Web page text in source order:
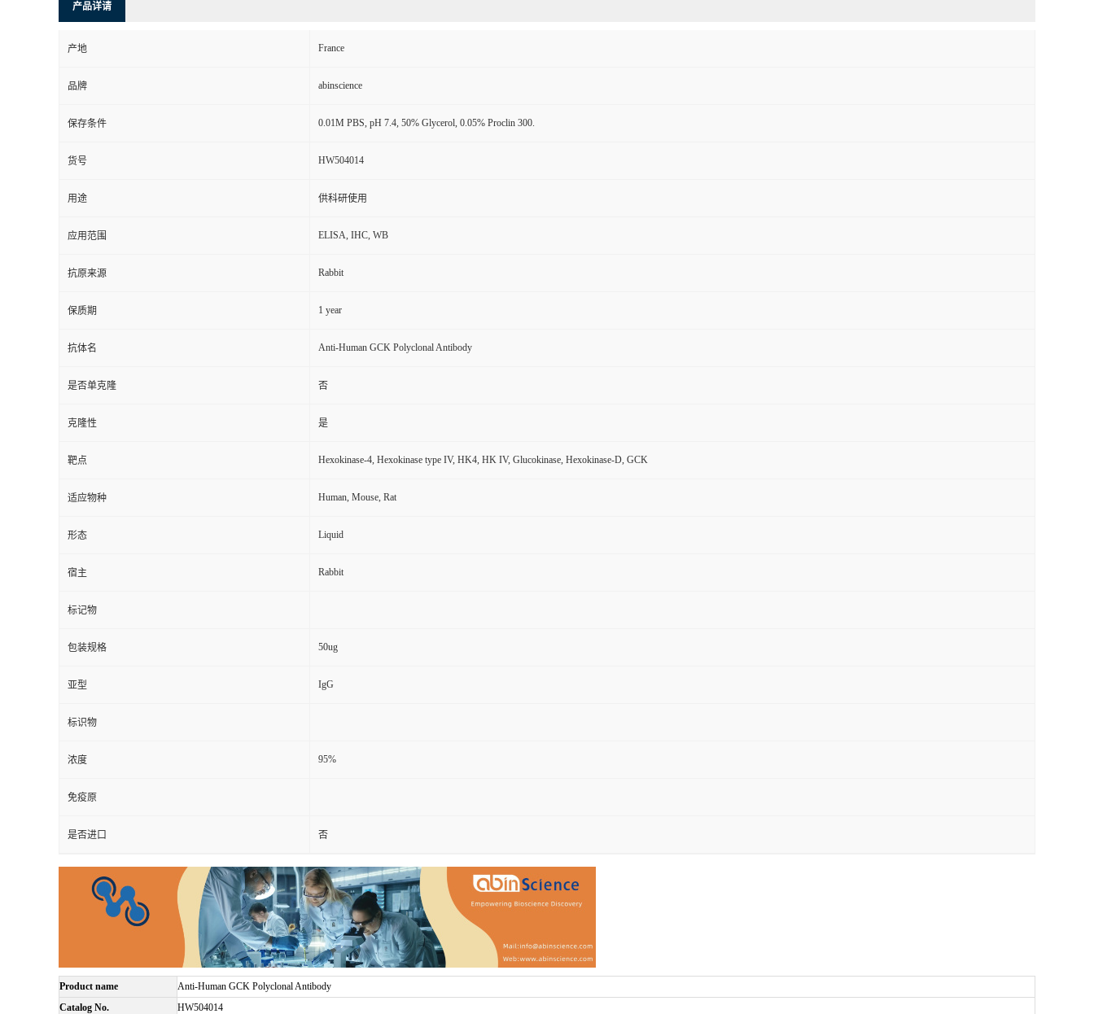
产品详请
产地 France
品牌 abinscience
保存条件 0.01M PBS, pH 7.4, 50% Glycerol, 0.05% Proclin 300.
货号 HW504014
用途 供科研使用
应用范围 ELISA, IHC, WB
抗原来源 Rabbit
保质期 1 year
抗体名 Anti-Human GCK Polyclonal Antibody
是否单克隆 否
克隆性 是
靶点 Hexokinase-4, Hexokinase type IV, HK4, HK IV, Glucokinase, Hexokinase-D, GCK
适应物种 Human, Mouse, Rat
形态 Liquid
宿主 Rabbit
标记物
包装规格 50ug
亚型 IgG
标识物
浓度 95%
免疫原
是否进口 否
Product name
Anti-Human GCK Polyclonal Antibody
Catalog No.
HW504014